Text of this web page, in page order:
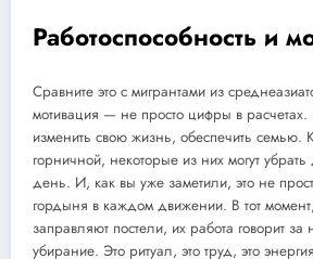
Работоспособность и
Сравните это с мигрантами из
мотивация — не просто цифры в расчетах.
изменить свою жизнь, обеспечить семью.
горничной, некоторые из них могут
день. И, как вы уже заметили, это не
гордыня в каждом движении. В тот
заправляют постели, их работа говорит за
убирание. Это ритуал, это труд, это